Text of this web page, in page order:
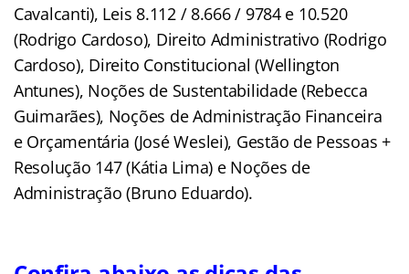
Cavalcanti), Leis 8.112 / 8.666 / 9784 e 10.520
(Rodrigo Cardoso), Direito Administrativo (Rodrigo
Cardoso), Direito Constitucional (Wellington
Antunes), Noções de Sustentabilidade (Rebecca
Guimarães), Noções de Administração Financeira
e Orçamentária (José Weslei), Gestão de Pessoas +
Resolução 147 (Kátia Lima) e Noções de
Administração (Bruno Eduardo).